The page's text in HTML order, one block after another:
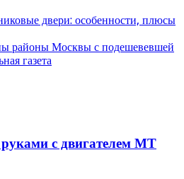
двери: особенности, плюсы
районы Москвы с подешевевшей
газета
с двигателем МТ